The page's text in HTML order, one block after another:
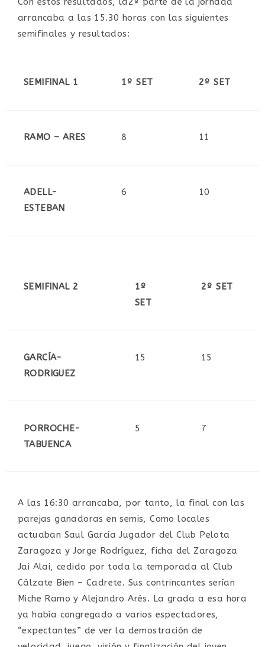
arrancaba a las 15.30 horas con las siguientes
semifinales y resultados:
SEMIFINAL 1 1º SET 2º SET
RAMO – ARES 8 11
ADELL-
ESTEBAN
6 10
SEMIFINAL 2
1º
SET
2º SET
GARCÍA-
RODRIGUEZ
15 15
PORROCHE-
TABUENCA
5 7
A las 16:30 arrancaba, por tanto, la final con las
parejas ganadoras en semis, Como locales
actuaban Saul García Jugador del Club Pelota
Zaragoza y Jorge Rodríguez, ficha del Zaragoza
Jai Alai, cedido por toda la temporada al Club
Cálzate Bien – Cadrete. Sus contrincantes serían
Miche Ramo y Alejandro Arés. La grada a esa hora
ya había congregado a varios espectadores,
“expectantes” de ver la demostración de